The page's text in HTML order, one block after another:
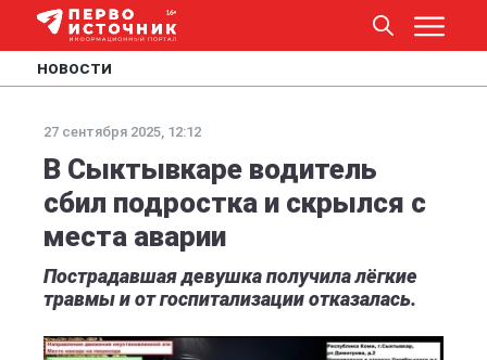
НОВОСТИ
27 сентября 2025, 12:12
В Сыктывкаре водитель
сбил подростка и скрылся с
места аварии
Пострадавшая девушка получила лёгкие
травмы и от госпитализации отказалась.